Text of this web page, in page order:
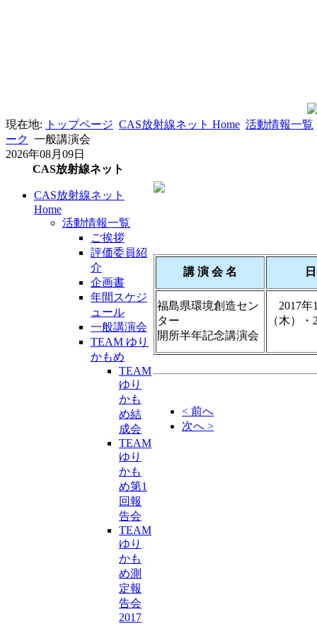
現在地: トップページ CAS放射線ネット Home 活動情報一覧
ーク 一般講演会
2026年08月09日
CAS放射線ネット
CAS放射線ネット
Home
活動情報一覧
ご挨拶
評価委員紹
介
企画書
年間スケジ
ュール
一般講演会
TEAM ゆり
かもめ
TEAM
ゆり
かも
め結
成会
TEAM
ゆり
かも
め第1
回報
告会
TEAM
ゆり
かも
め測
定報
告会
2017
講 演 会 名
福島県環境創造セン
ター
開所半年記念講演会
2017年
（木）・
< 前へ
次へ >